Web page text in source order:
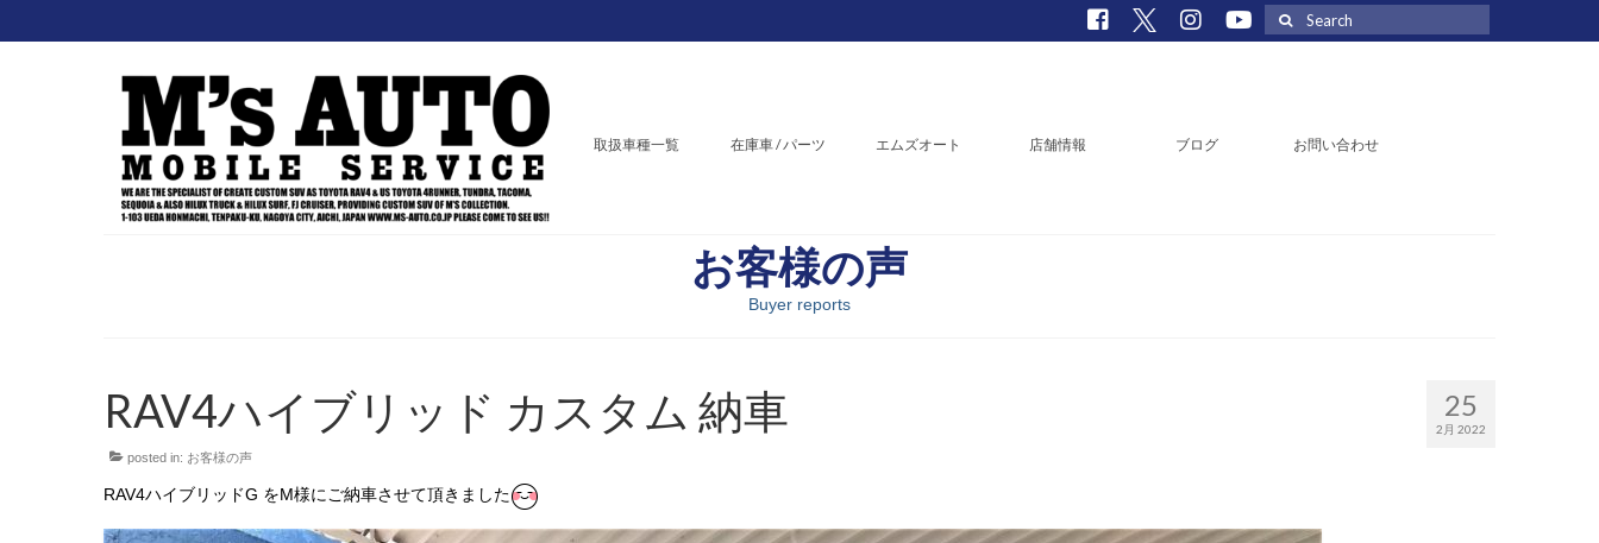
Search
for:
取扱車種一覧 在庫車 / パーツ エムズオート 店舗情報 ブログ お問い合わせ
お客様の声
Buyer reports
25
2月 2022
RAV4ハイブリッド カスタム 納車
posted in: お客様の声
RAV4ハイブリッドG をM様にご納車させて頂きました